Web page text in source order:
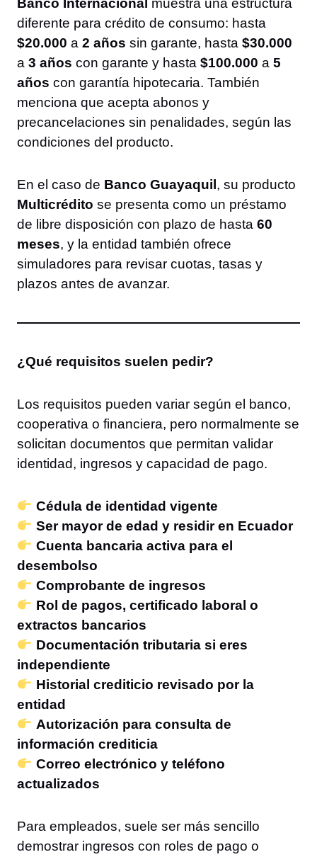
Banco Internacional muestra una estructura
diferente para crédito de consumo: hasta
$20.000 a 2 años sin garante, hasta $30.000
a 3 años con garante y hasta $100.000 a 5
años con garantía hipotecaria. También
menciona que acepta abonos y
precancelaciones sin penalidades, según las
condiciones del producto.
En el caso de Banco Guayaquil , su producto
Multicrédito se presenta como un préstamo
de libre disposición con plazo de hasta 60
meses, y la entidad también ofrece
simuladores para revisar cuotas, tasas y
plazos antes de avanzar.
¿Qué requisitos suelen pedir?
Los requisitos pueden variar según el banco,
cooperativa o financiera, pero normalmente se
solicitan documentos que permitan validar
identidad, ingresos y capacidad de pago.
Cédula de identidad vigente
Ser mayor de edad y residir en Ecuador
Cuenta bancaria activa para el
desembolso
Comprobante de ingresos
Rol de pagos, certificado laboral o
extractos bancarios
Documentación tributaria si eres
independiente
Historial crediticio revisado por la
entidad
Autorización para consulta de
información crediticia
Correo electrónico y teléfono
actualizados
Para empleados, suele ser más sencillo
demostrar ingresos con roles de pago o